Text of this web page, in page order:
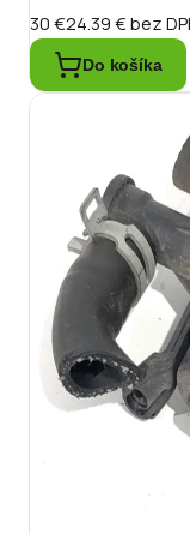
30 €24.39 €bez
Do košíka